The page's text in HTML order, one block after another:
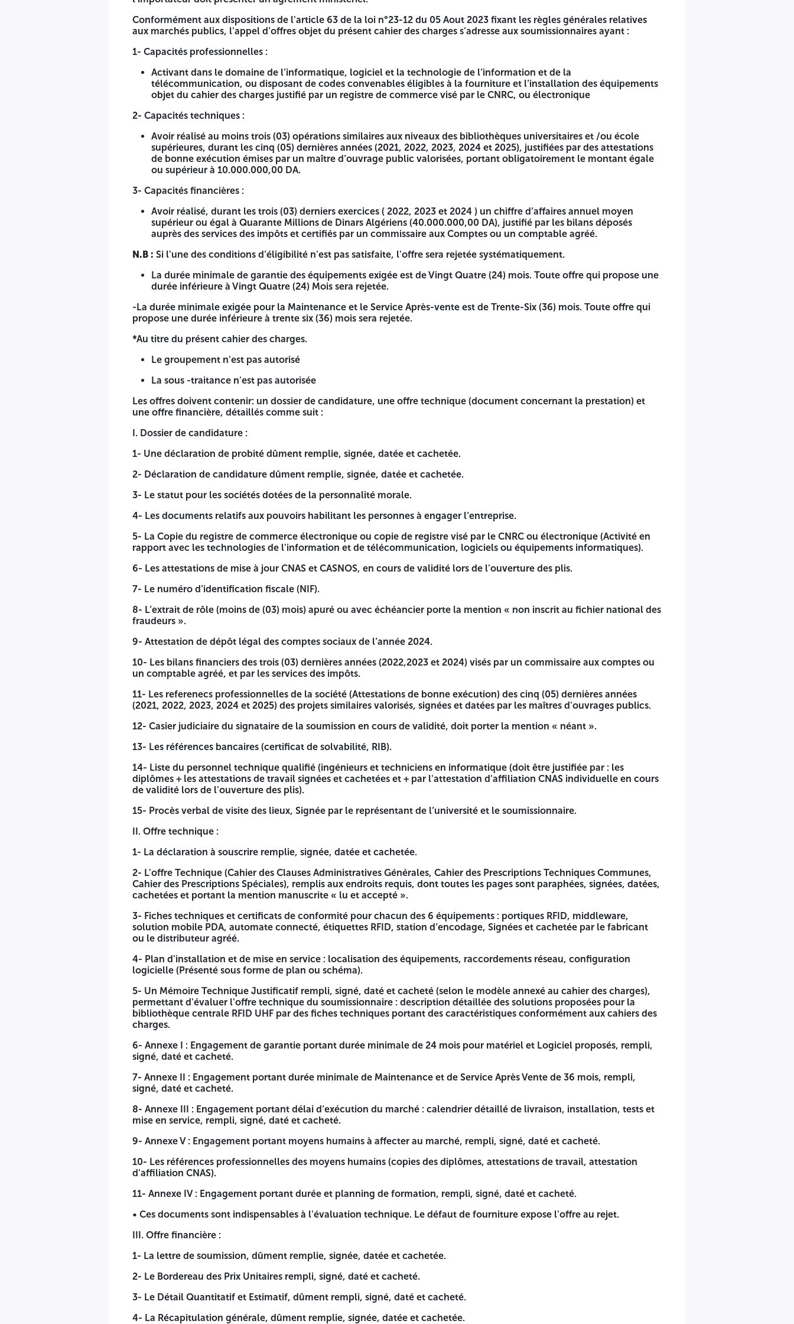
service des solutions pour la gestion de la bibliothèque centrale RFID UHF de l'Université Constantine 1 ».
Il s'agit d'un avis d’offres national ouvert avec exigences de capacités minimales, destiné à toutes personnes physiques ou morales de nationalité : (fabricant, représentant
présenter un agrément ministériel.
Conformément aux dispositions de l'article 63 de la loi n°23-12 du 05 Aout 2023 fixant les règles générales relatives aux marchés publics, l'appel d’offres objet du présent cahier
des charges s'adresse aux soumissionnaires ayant :
Activant dans le domaine de l’informatique, logiciel et la technologie de l’information et de la télécommunication, ou disposant de codes convenables éligibles à la
2023, 2024 et 2025), justifiées par des attestations de bonne exécution émises par un maître d’ouvrage public valorisées, portant obligatoirement le montant égale ou
Avoir réalisé, durant les trois (03) derniers exercices ( 2022, 2023 et 2024 ) un chiffre d’affaires annuel moyen supérieur ou égal à Quarante Millions de Dinars Algériens
(40.000.000,00 DA), justifié par les bilans déposés auprès des services des impôts et certifiés par un commissaire aux Comptes ou un comptable agréé.
Si l'une des conditions d’éligibilité n'est pas satisfaite, l'offre sera rejetée systématiquement.
La durée minimale de garantie des équipements exigée est de Vingt Quatre (24) mois. Toute offre qui propose une durée inférieure à Vingt Quatre (24) Mois sera rejetée.
-La durée minimale exigée pour la Maintenance et le Service Après-vente est de Trente-Six (36) mois. Toute offre qui propose une durée inférieure à trente six (36) mois sera
*Au titre du présent cahier des charges.
Le groupement n'est pas autorisé
La sous -traitance n'est pas autorisée
Les offres doivent contenir: un dossier de candidature, une offre technique (document concernant la prestation) et une offre financière, détaillés comme suit :
1- Une déclaration de probité dûment remplie, signée, datée et cachetée.
2- Déclaration de candidature dûment remplie, signée, datée et cachetée.
télécommunication, logiciels ou équipements informatiques).
8- L’extrait de rôle (moins de (03) mois) apuré ou avec échéancier porte la mention « non inscrit au fichier national des fraudeurs ».
9- Attestation de dépôt légal des comptes sociaux de l’année 2024.
10- Les bilans financiers des trois (03) dernières années (2022,2023 et 2024) visés par un commissaire aux comptes ou un comptable agréé, et par les services des impôts.
11- Les referenecs professionnelles de la société (Attestations de bonne exécution) des cinq (05) dernières années (2021, 2022, 2023, 2024 et 2025) des projets similaires valorisés,
signées et datées par les maîtres d'ouvrages publics.
12- Casier judiciaire du signataire de la soumission en cours de validité, doit porter la mention « néant ».
13- Les références bancaires (certificat de solvabilité, RIB).
14- Liste du personnel technique qualifié (ingénieurs et techniciens en informatique (doit être justifiée par : les diplômes + les attestations de travail signées et cachetées et + par
l'attestation d'affiliation CNAS individuelle en cours de validité lors de l'ouverture des plis).
15- Procès verbal de visite des lieux, Signée par le représentant de l’université et le soumissionnaire.
1- La déclaration à souscrire remplie, signée, datée et cachetée.
2- L'offre Technique (Cahier des Clauses Administratives Générales, Cahier des Prescriptions Techniques Communes, Cahier des Prescriptions Spéciales), remplis aux endroits
requis, dont toutes les pages sont paraphées, signées, datées, cachetées et portant la mention manuscrite « lu et accepté ».
3- Fiches techniques et certificats de conformité pour chacun des 6 équipements : portiques RFID, middleware, solution mobile PDA, automate connecté, étiquettes RFID, station
d’encodage, Signées et cachetée par le fabricant ou le distributeur agréé.
4- Plan d'installation et de mise en service : localisation des équipements, raccordements réseau, configuration logicielle (Présenté sous forme de plan ou schéma).
5- Un Mémoire Technique Justificatif rempli, signé, daté et cacheté (selon le modèle annexé au cahier des charges), permettant d'évaluer l'offre technique du soumissionnaire :
description détaillée des solutions proposées pour la bibliothèque centrale RFID UHF par des fiches techniques portant des caractéristiques conformément aux cahiers des
6- Annexe I : Engagement de garantie portant durée minimale de 24 mois pour matériel et Logiciel proposés, rempli, signé, daté et cacheté.
7- Annexe II : Engagement portant durée minimale de Maintenance et de Service Après Vente de 36 mois, rempli, signé, daté et cacheté.
8- Annexe III : Engagement portant délai d’exécution du marché : calendrier détaillé de livraison, installation, tests et mise en service, rempli, signé, daté et cacheté.
9- Annexe V : Engagement portant moyens humains à affecter au marché, rempli, signé, daté et cacheté.
10- Les références professionnelles des moyens humains (copies des diplômes, attestations de travail, attestation d'affiliation CNAS).
1- La lettre de soumission, dûment remplie, signée, datée et cachetée.
2- Le Bordereau des Prix Unitaires rempli, signé, daté et cacheté.
3- Le Détail Quantitatif et Estimatif, dûment rempli, signé, daté et cacheté.
4- La Récapitulation générale, dûment remplie, signée, datée et cachetée.
Le cahier des charges est mis à la disposition des soumissionnaires ou sont représentant, contre paiement d’un montant de trois mille ( 3 000.00 DA) dinars Algériens, non
Conformément aux dispositions de l'article 63 de la loi n°23-12 du 05 Aout 2023 fixant les règles générales relatives
aux marchés publics, l'appel d’offres objet du présent cahier des charges s'adresse aux soumissionnaires ayant :
1- Capacités professionnelles :
Activant dans le domaine de l’informatique, logiciel et la technologie de l’information et de la
télécommunication, ou disposant de codes convenables éligibles à la fourniture et l’installation des équipements
objet du cahier des charges justifié par un registre de commerce visé par le CNRC, ou électronique
2- Capacités techniques :
Avoir réalisé au moins trois (03) opérations similaires aux niveaux des bibliothèques universitaires et /ou école
supérieures, durant les cinq (05) dernières années (2021, 2022, 2023, 2024 et 2025), justifiées par des attestations
de bonne exécution émises par un maître d’ouvrage public valorisées, portant obligatoirement le montant égale
ou supérieur à 10.000.000,00 DA.
3- Capacités financières :
Avoir réalisé, durant les trois (03) derniers exercices ( 2022, 2023 et 2024 ) un chiffre d’affaires annuel moyen
supérieur ou égal à Quarante Millions de Dinars Algériens (40.000.000,00 DA), justifié par les bilans déposés
auprès des services des impôts et certifiés par un commissaire aux Comptes ou un comptable agréé.
N.B : Si l'une des conditions d’éligibilité n'est pas satisfaite, l'offre sera rejetée systématiquement.
La durée minimale de garantie des équipements exigée est de Vingt Quatre (24) mois. Toute offre qui propose une
durée inférieure à Vingt Quatre (24) Mois sera rejetée.
-La durée minimale exigée pour la Maintenance et le Service Après-vente est de Trente-Six (36) mois. Toute offre qui
propose une durée inférieure à trente six (36) mois sera rejetée.
*Au titre du présent cahier des charges.
Le groupement n'est pas autorisé
La sous -traitance n'est pas autorisée
Les offres doivent contenir: un dossier de candidature, une offre technique (document concernant la prestation) et
une offre financière, détaillés comme suit :
I. Dossier de candidature :
1- Une déclaration de probité dûment remplie, signée, datée et cachetée.
2- Déclaration de candidature dûment remplie, signée, datée et cachetée.
3- Le statut pour les sociétés dotées de la personnalité morale.
4- Les documents relatifs aux pouvoirs habilitant les personnes à engager l’entreprise.
5- La Copie du registre de commerce électronique ou copie de registre visé par le CNRC ou électronique (Activité en
rapport avec les technologies de l'information et de télécommunication, logiciels ou équipements informatiques).
6- Les attestations de mise à jour CNAS et CASNOS, en cours de validité lors de l'ouverture des plis.
7- Le numéro d’identification fiscale (NIF).
8- L’extrait de rôle (moins de (03) mois) apuré ou avec échéancier porte la mention « non inscrit au fichier national des
fraudeurs ».
9- Attestation de dépôt légal des comptes sociaux de l’année 2024.
10- Les bilans financiers des trois (03) dernières années (2022,2023 et 2024) visés par un commissaire aux comptes ou
un comptable agréé, et par les services des impôts.
11- Les referenecs professionnelles de la société (Attestations de bonne exécution) des cinq (05) dernières années
(2021, 2022, 2023, 2024 et 2025) des projets similaires valorisés, signées et datées par les maîtres d'ouvrages publics.
12- Casier judiciaire du signataire de la soumission en cours de validité, doit porter la mention « néant ».
13- Les références bancaires (certificat de solvabilité, RIB).
14- Liste du personnel technique qualifié (ingénieurs et techniciens en informatique (doit être justifiée par : les
diplômes + les attestations de travail signées et cachetées et + par l'attestation d'affiliation CNAS individuelle en cours
de validité lors de l'ouverture des plis).
15- Procès verbal de visite des lieux, Signée par le représentant de l’université et le soumissionnaire.
II. Offre technique :
1- La déclaration à souscrire remplie, signée, datée et cachetée.
2- L'offre Technique (Cahier des Clauses Administratives Générales, Cahier des Prescriptions Techniques Communes,
Cahier des Prescriptions Spéciales), remplis aux endroits requis, dont toutes les pages sont paraphées, signées, datées,
cachetées et portant la mention manuscrite « lu et accepté ».
3- Fiches techniques et certificats de conformité pour chacun des 6 équipements : portiques RFID, middleware,
solution mobile PDA, automate connecté, étiquettes RFID, station d’encodage, Signées et cachetée par le fabricant
ou le distributeur agréé.
4- Plan d'installation et de mise en service : localisation des équipements, raccordements réseau, configuration
logicielle (Présenté sous forme de plan ou schéma).
5- Un Mémoire Technique Justificatif rempli, signé, daté et cacheté (selon le modèle annexé au cahier des charges),
permettant d'évaluer l'offre technique du soumissionnaire : description détaillée des solutions proposées pour la
bibliothèque centrale RFID UHF par des fiches techniques portant des caractéristiques conformément aux cahiers des
charges.
6- Annexe I : Engagement de garantie portant durée minimale de 24 mois pour matériel et Logiciel proposés, rempli,
signé, daté et cacheté.
7- Annexe II : Engagement portant durée minimale de Maintenance et de Service Après Vente de 36 mois, rempli,
signé, daté et cacheté.
8- Annexe III : Engagement portant délai d’exécution du marché : calendrier détaillé de livraison, installation, tests et
mise en service, rempli, signé, daté et cacheté.
9- Annexe V : Engagement portant moyens humains à affecter au marché, rempli, signé, daté et cacheté.
10- Les références professionnelles des moyens humains (copies des diplômes, attestations de travail, attestation
d'affiliation CNAS).
11- Annexe IV : Engagement portant durée et planning de formation, rempli, signé, daté et cacheté.
• Ces documents sont indispensables à l'évaluation technique. Le défaut de fourniture expose l'offre au rejet.
III. Offre financière :
1- La lettre de soumission, dûment remplie, signée, datée et cachetée.
2- Le Bordereau des Prix Unitaires rempli, signé, daté et cacheté.
3- Le Détail Quantitatif et Estimatif, dûment rempli, signé, daté et cacheté.
4- La Récapitulation générale, dûment remplie, signée, datée et cachetée.